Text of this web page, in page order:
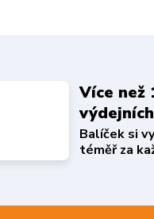
Více než
Balíček si
téměř za